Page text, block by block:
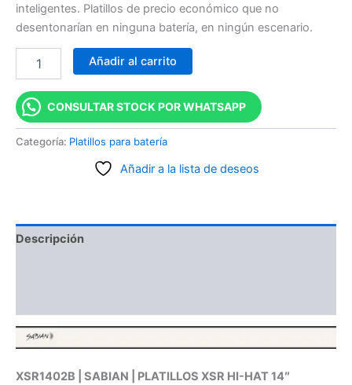
inteligentes. Platillos de precio económico que no
desentonarían en ninguna batería, en ningún escenario.
Añadir al carrito
CONSULTAR STOCK POR WHATSAPP
Categoría: Platillos para batería
Añadir a la lista de deseos
Descripción
XSR1402B | SABIAN | PLATILLOS XSR HI-HAT 14″